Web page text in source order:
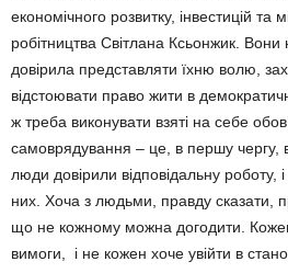
економічного розвитку, інвестицій та
робітництва Світлана Ксьон­жик.
довірила представляти їхню волю,
відстоювати право жити в
ж треба вико­нувати взяті на себе
самоврядування – це, в першу чергу,
люди довірили відпо­відальну роботу,
них. Хоча з людьми, пра­в­ду сказати,
що не кожному можна догодити.
вимоги, і не кожен хоче увійти в